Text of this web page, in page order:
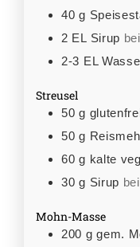
40 g
2 EL Sirup
2-3 EL
Streusel
50 g
50 g Reismehl
60 g kalte
30 g Sirup
Mohn-Masse
200 g gem.